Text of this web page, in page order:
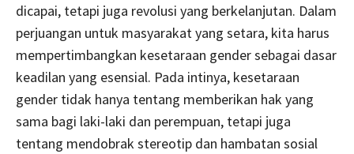
dicapai, tetapi juga revolusi yang berkelanjutan. Dalam
perjuangan untuk masyarakat yang setara, kita harus
mempertimbangkan kesetaraan gender sebagai dasar
keadilan yang esensial. Pada intinya, kesetaraan
gender tidak hanya tentang memberikan hak yang
sama bagi laki-laki dan perempuan, tetapi juga
tentang mendobrak stereotip dan hambatan sosial